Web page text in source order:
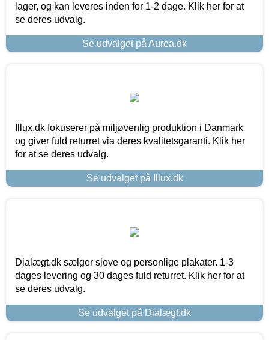
lager, og kan leveres inden for 1-2 dage. Klik her for at
se deres udvalg.
Se udvalget på Aurea.dk
Illux.dk fokuserer på miljøvenlig produktion i Danmark
og giver fuld returret via deres kvalitetsgaranti. Klik her
for at se deres udvalg.
Se udvalget på Illux.dk
Dialægt.dk sælger sjove og personlige plakater. 1-3
dages levering og 30 dages fuld returret. Klik her for at
se deres udvalg.
Se udvalget på Dialægt.dk